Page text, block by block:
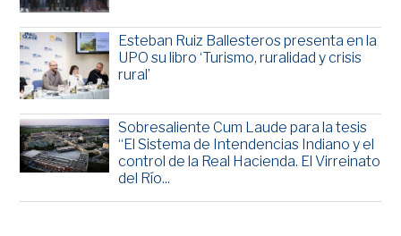
Esteban Ruiz Ballesteros presenta en la
UPO su libro ‘Turismo, ruralidad y crisis
rural’
Sobresaliente Cum Laude para la tesis
“El Sistema de Intendencias Indiano y el
control de la Real Hacienda. El Virreinato
del Río...